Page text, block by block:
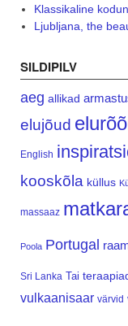
Klassikaline
Ljubljana, the
SILDIPILV
aeg allikad
elujõud
English
kooskõla küllus
massaaz
Poola Portugal
Sri Lanka Tai
vulkaanisaar värvid